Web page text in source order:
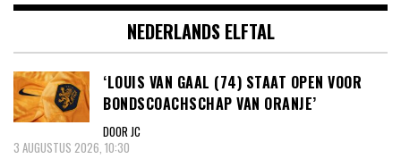
NEDERLANDS ELFTAL
‘LOUIS VAN GAAL (74) STAAT OPEN VOOR
BONDSCOACHSCHAP VAN ORANJE’
DOOR JC
3 AUGUSTUS 2026, 10:30